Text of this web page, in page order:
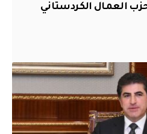
العمال الكردستاني